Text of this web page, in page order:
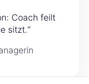
Coach feilt
sitzt.“